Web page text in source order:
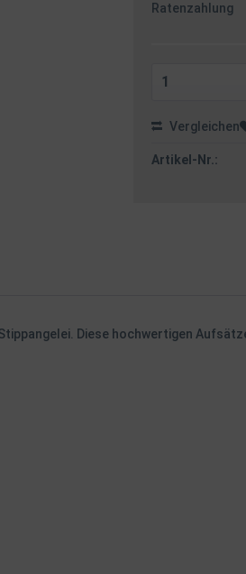
Ratenzahlung
Vergleichen
Artikel-Nr.:
Diese hochwertigen